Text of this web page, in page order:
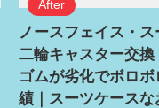
ノースフェイス・
二輪キャスター交換
ゴムが劣化でボロ
績｜スーツケースな